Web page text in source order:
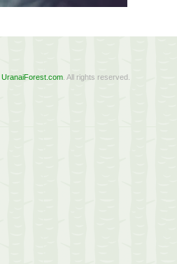
UranaiForest.com. All rights reserved.